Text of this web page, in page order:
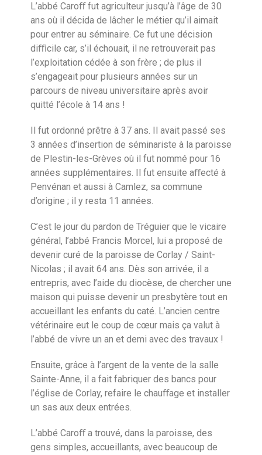
L’abbé Caroﬀ fut agriculteur jusqu’à l’âge de 30
ans où il décida de lâcher le métier qu’il aimait
pour entrer au séminaire. Ce fut une décision
diﬃcile car, s’il échouait, il ne retrouverait pas
l’exploitation cédée à son frère ; de plus il
s’engageait pour plusieurs années sur un
parcours de niveau universitaire après avoir
quitté l’école à 14 ans !
Il fut ordonné prêtre à 37 ans. Il avait passé ses
3 années d’insertion de séminariste à la paroisse
de Plestin-les-Grèves où il fut nommé pour 16
années supplémentaires. Il fut ensuite aﬀecté à
Penvénan et aussi à Camlez, sa commune
d’origine ; il y resta 11 années.
C’est le jour du pardon de Tréguier que le vicaire
général, l’abbé Francis Morcel, lui a proposé de
devenir curé de la paroisse de Corlay / Saint-
Nicolas ; il avait 64 ans. Dès son arrivée, il a
entrepris, avec l’aide du diocèse, de chercher une
maison qui puisse devenir un presbytère tout en
accueillant les enfants du caté. L’ancien centre
vétérinaire eut le coup de cœur mais ça valut à
l’abbé de vivre un an et demi avec des travaux !
Ensuite, grâce à l’argent de la vente de la salle
Sainte-Anne, il a fait fabriquer des bancs pour
l’église de Corlay, refaire le chauﬀage et installer
un sas aux deux entrées.
L’abbé Caroﬀ a trouvé, dans la paroisse, des
gens simples, accueillants, avec beaucoup de